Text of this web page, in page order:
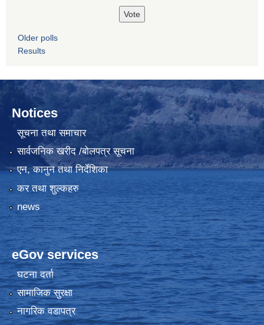
Older polls
Results
Notices
सूचना तथा समाचार
सार्वजनिक खरीद /बोलपत्र सूचना
एन, कानुन तथा निर्देशिका
कर तथा शुल्कहरु
news
eGov services
घटना दर्ता
सामाजिक सुरक्षा
नागरिक वडापत्र